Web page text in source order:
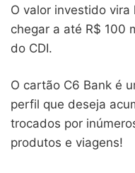
O valor investido
chegar a até R$ 100
do CDI.
O cartão C6 Bank é
perfil que deseja
trocados por
produtos e viagens!